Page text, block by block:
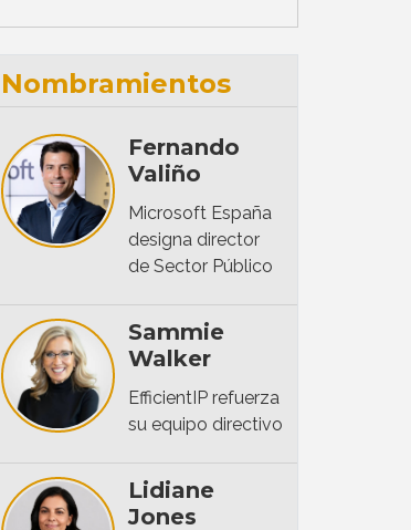
Nombramientos
Fernando
Valiño
Microsoft España
designa director
de Sector Público
Sammie
Walker
EfficientIP refuerza
su equipo directivo
Lidiane
Jones